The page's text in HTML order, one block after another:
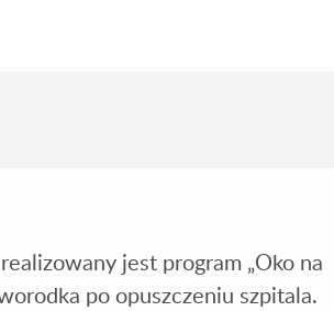
jest program „Oko na
po opuszczeniu szpitala.